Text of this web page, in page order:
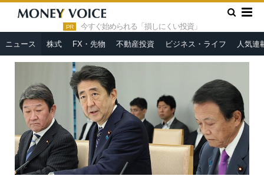
PR 今すぐ始められる「損しにくい投資」
ニュース 株式 FX・先物 不動産投資 ビジネス・ライフ 人気連
HOME » ニュース »
絶滅する地方銀行。安倍政権「骨太方針」
の地銀再編で地方経済は奈落の底へ＝今市太郎